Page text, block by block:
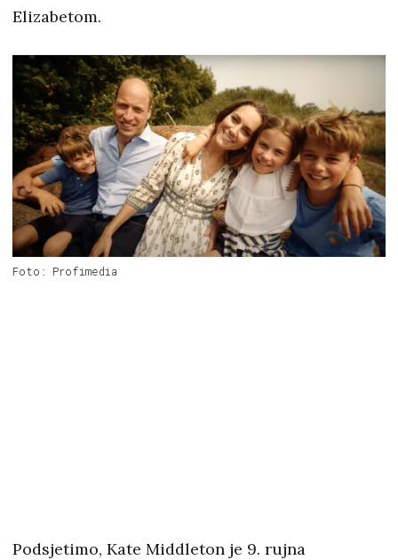
Elizabetom.
Foto: Profimedia
Podsjetimo, Kate Middleton je 9. rujna